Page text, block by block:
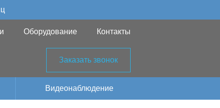
Оборудование Контакты
Заказать звонок
Видеонаблюдение